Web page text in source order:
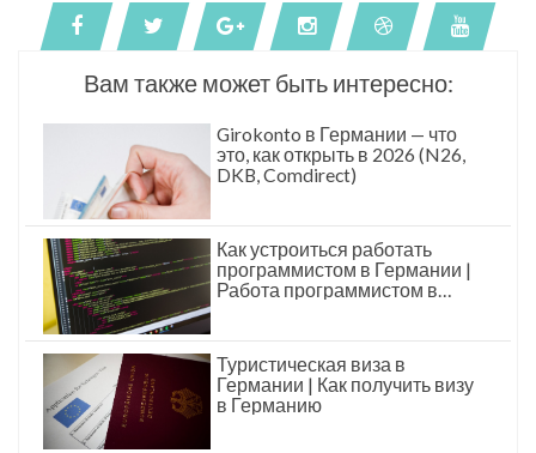
Вам также может быть интересно:
Girokonto в Германии — что
это, как открыть в 2026 (N26,
DKB, Comdirect)
Как устроиться работать
программистом в Германии |
Работа программистом в
Туристическая виза в
Германии | Как получить визу
в Германию